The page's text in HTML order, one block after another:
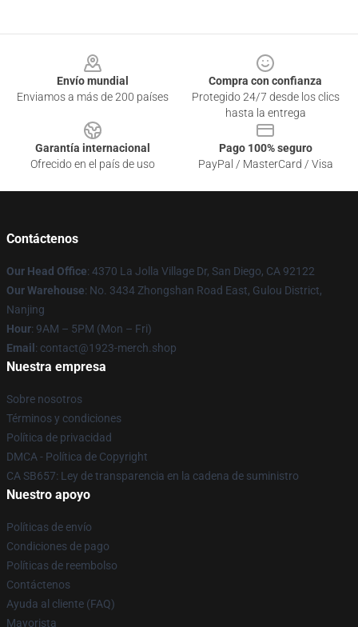
Envío mundial
Enviamos a más de 200 países
Compra con confianza
Protegido 24/7 desde los clics
hasta la entrega
Garantía internacional
Ofrecido en el país de uso
Pago 100% seguro
PayPal / MasterCard / Visa
Contáctenos
Our Head Office: 4370 La Jolla Village Dr, San Diego, CA 92122
Our Warehouse: No. 3434 Zhongshan Road East, Gulou District,
Nanjing
Hour: 9AM – 5PM (Mon – Fri)
Email : contact@1923-merch.shop
Nuestra empresa
Sobre nosotros
Términos y condiciones
Política de privacidad
DMCA - Política de Copyright
CA SB657: Ley de transparencia en la cadena de suministro
Nuestro apoyo
Políticas de envío
Condiciones de pago
Políticas de reembolso
Contáctenos
Ayuda al cliente (FAQ)
Mayorista